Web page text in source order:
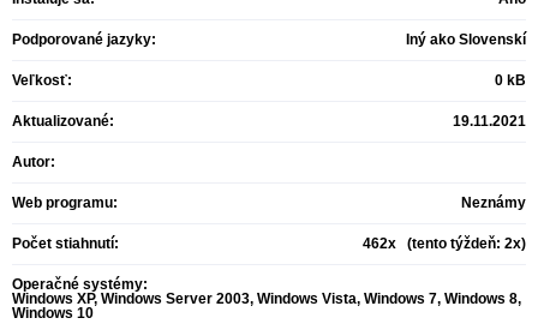
Podporované jazyky: Iný ako Slovenskí
Veľkosť: 0 kB
Aktualizované: 19.11.2021
Autor:
Web programu: Neznámy
Počet stiahnutí: 462x (tento týždeň: 2x)
Operačné systémy:
Windows XP, Windows Server 2003, Windows Vista, Windows 7, Windows 8,
Windows 10